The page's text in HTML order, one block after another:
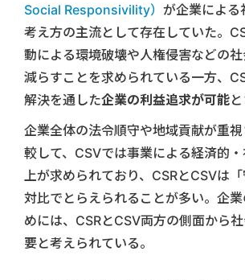
Social Responsivility） が企業による
考え方の主流として存在していた。
動による環境破壊や人権侵害などの
減らすことを求められている一方、
解決を通した企業の利益追求が可能
企業全体の法令順守や地域貢献が重
較して、CSVでは事業による経済的
上が求められており、CSRとCSVは
対比でとらえられることが多い。企
めには、CSRとCSV両方の側面から
要と考えられている。